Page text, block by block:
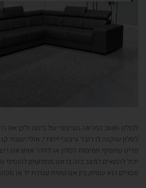
לכולנו חשוב המראה העיצובי של ביתנו ולכן אנו
לסלון שיקנה לו רובד עיצובי ייחודי, אולי ישבור
פריט שיוסיף חמימות לסלון או לחדר אותו אנו
יכול להתאים למצב כזה בו אנו מחפשים להוסיף
מסויים הוא שטיח, בין אם שטיח עבודת יד או